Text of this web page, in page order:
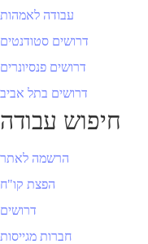
עבודה לאמהות
דרושים סטודנטים
דרושים פנסיונרים
דרושים בתל אביב
חיפוש עבודה
הרשמה לאתר
הפצת קו"ח
דרושים
חברות מגייסות